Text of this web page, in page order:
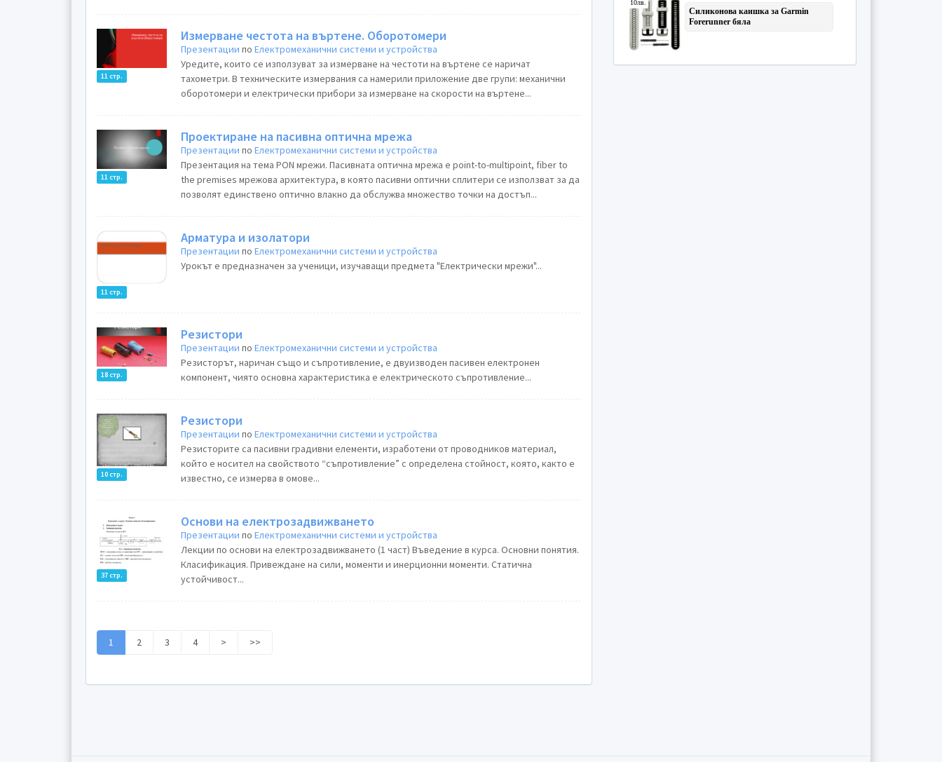
11 стр.
Измерване честота на въртене. Оборотомери
Презентации поЕлектромеханични системи и устройства
Уредите, които се използуват за измерване на честоти на въртене се наричат
тахометри. В техническите измервания са намерили приложение две групи: механични
оборотомери и електрически прибори за измерване на скорости на въртене...
11 стр.
Проектиране на пасивна оптична мрежа
Презентации поЕлектромеханични системи и устройства
Презентация на тема PON мрежи. Пасивната оптична мрежа е point-to-multipoint, fiber to
the premises мрежова архитектура, в която пасивни оптични сплитери се използват за да
позволят единствено оптично влакно да обслужва множество точки на достъп...
11 стр.
Арматура и изолатори
Презентации поЕлектромеханични системи и устройства
Урокът е предназначен за ученици, изучаващи предмета "Електрически мрежи"...
18 стр.
Резистори
Презентации поЕлектромеханични системи и устройства
Резисторът, наричан също и съпротивление, е двуизводен пасивен електронен
компонент, чиято основна характеристика е електрическото съпротивление...
10 стр.
Резистори
Презентации поЕлектромеханични системи и устройства
Резисторите са пасивни градивни елементи, изработени от проводников материал,
който е носител на свойството “съпротивление” с определена стойност, която, както е
известно, се измерва в омове...
37 стр.
Основи на електрозадвижването
Презентации поЕлектромеханични системи и устройства
Лекции по основи на електрозадвижването (1 част) Въведение в курса. Основни понятия.
Класификация. Привеждане на сили, моменти и инерционни моменти. Статична
устойчивост...
1 2 3 4 > >>